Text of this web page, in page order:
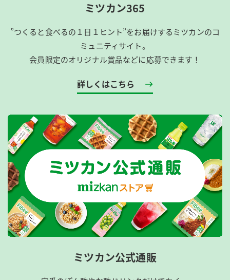
ミツカン365
”つくると食べるの１日１ヒント”をお届けするミツカンのコ
ミュニティサイト。
会員限定のオリジナル賞品などに応募できます！
詳しくはこちら
ミツカン公式通販